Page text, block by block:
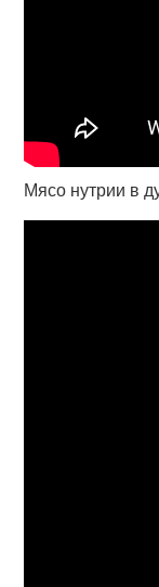
Мясо нутрии в